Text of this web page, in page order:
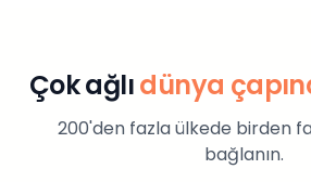
Çok ağlıdünya
200'den fazla ülkede birden
bağlanın.